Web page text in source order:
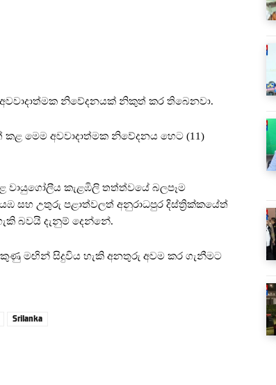
නිවේදනයක් නිකුත් කර තිබෙනවා.
කළ මෙම අවවාදාත්මක නිවේදනය හෙට (11)
වායුගෝලීය කැළඹිලි තත්ත්වයේ බලපෑම
සහ උතුරු පළාත්වලත් අනුරාධපුර දිස්ත්‍රික්කයේත්
බවයි දැනුම් දෙන්නේ.
මඟින් සිදුවිය හැකි අනතුරු අවම කර ගැනීමට
Srilanka